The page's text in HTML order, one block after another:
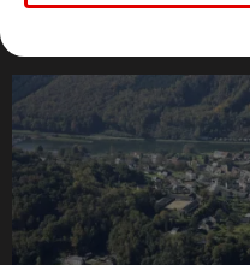
L'ACTU DES ARDENNES